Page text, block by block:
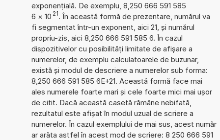
exponențială. De exemplu, 8,250 666 591 585
6 × 10 21. În această formă de prezentare, numărul va
fi segmentat într-un exponent, aici 21, și numărul
propriu-zis, aici 8,250 666 591 585 6. În cazul
dispozitivelor cu posibilități limitate de afișare a
numerelor, de exemplu calculatoarele de buzunar,
există și modul de descriere a numerelor sub forma:
8,250 666 591 585 6E+21. Această formă face mai
ales numerele foarte mari și cele foarte mici mai ușor
de citit. Dacă această casetă rămâne nebifată,
rezultatul este afișat în modul uzual de scriere a
numerelor. În cazul exemplului de mai sus, acest număr
ar arăta astfel în acest mod de scriere: 8 250 666 591